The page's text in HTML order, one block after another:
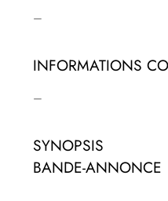
–
INFORMATIONS
–
SYNOPSIS
BANDE-ANNONCE